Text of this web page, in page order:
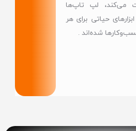
می‌کند، لپ تاپ‌ها
حیاتی برای هر
شده‌اند .